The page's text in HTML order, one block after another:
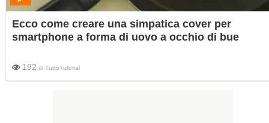
Ecco come creare una simpatica cover per
smartphone a forma di uovo a occhio di bue
192 di TuttoTutorial